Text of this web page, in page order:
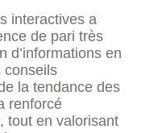
interactives a
de pari très
d’informations en
conseils
la tendance des
renforcé
tout en valorisant